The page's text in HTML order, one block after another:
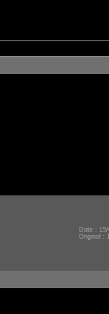
Date :
Original :